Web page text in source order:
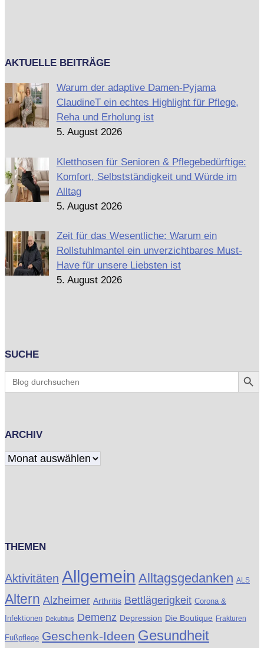
AKTUELLE BEITRÄGE
Warum der adaptive Damen-Pyjama
ClaudineT ein echtes Highlight für Pflege,
Reha und Erholung ist
5. August 2026
Kletthosen für Senioren & Pflegebedürftige:
Komfort, Selbstständigkeit und Würde im
Alltag
5. August 2026
Zeit für das Wesentliche: Warum ein
Rollstuhlmantel ein unverzichtbares Must-
Have für unsere Liebsten ist
5. August 2026
SUCHE
Search
for:
Search
ARCHIV
Archiv
THEMEN
Aktivitäten Allgemein Alltagsgedanken ALS
Altern Alzheimer Arthritis Bettlägerigkeit Corona &
Infektionen Dekubitus Demenz Depression Die Boutique Frakturen
Fußpflege Geschenk-Ideen Gesundheit